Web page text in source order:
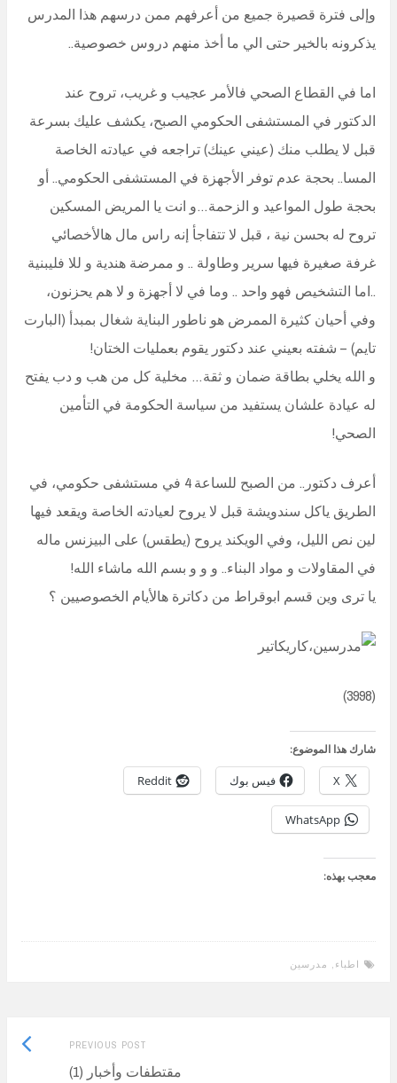
وإلى فترة قصيرة جميع من أعرفهم ممن درسهم هذا المدرس
يذكرونه بالخير حتى الي ما أخذ منهم دروس خصوصية..
اما في القطاع الصحي فالأمر عجيب و غريب، تروح عند
الدكتور في المستشفى الحكومي الصبح، يكشف عليك بسرعة
قبل لا يطلب منك (عيني عينك) تراجعه في عيادته الخاصة
المسا.. بحجة عدم توفر الأجهزة في المستشفى الحكومي.. أو
بحجة طول المواعيد و الزحمة…و انت يا المريض المسكين
تروح له بحسن نية ، قبل لا تتفاجأ إنه راس مال هالأخصائي
غرفة صغيرة فيها سرير وطاولة .. و ممرضة هندية و للا فليبنية
..اما التشخيص فهو واحد .. وما في لا أجهزة و لا هم يحزنون،
وفي أحيان كثيرة الممرض هو ناطور البناية شغال بمبدأ (البارت
تايم) – شفته بعيني عند دكتور يقوم بعمليات الختان!
و الله يخلي بطاقة ضمان و ثقة… مخلية كل من هب و دب يفتح
له عيادة علشان يستفيد من سياسة الحكومة في التأمين
الصحي!
أعرف دكتور.. من الصبح للساعة 4 في مستشفى حكومي، في
الطريق ياكل سندويشة قبل لا يروح لعيادته الخاصة ويقعد فيها
لين نص الليل، وفي الويكند يروح (يطقس) على البيزنس ماله
في المقاولات و مواد البناء.. و و و بسم الله ماشاء الله!
يا ترى وين قسم ابوقراط من دكاترة هالأيام الخصوصيين ؟
(3998)
شارك هذا الموضوع:
X فيس بوك Reddit
WhatsApp
معجب بهذه:
اطباء مدرسين
PREVIOUS POST
Previous
post: مقتطفات وأخبار (1)